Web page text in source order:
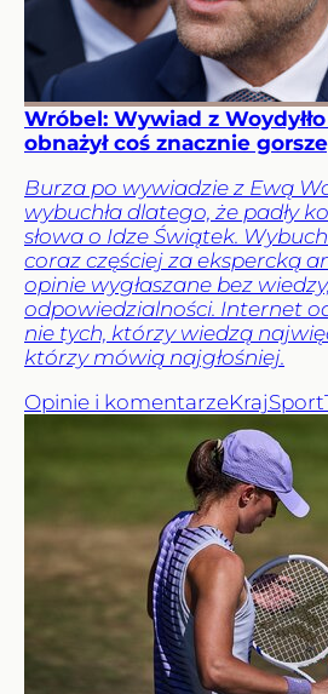
Wróbel: Wywiad z
obnażył coś znacznie
Burza po wywiadzie z Ewą
wybuchła dlatego, że padły
słowa o Idze Świątek.
coraz częściej za ekspercką
opinie wygłaszane bez
odpowiedzialności. Internet
nie tych, którzy wiedzą
którzy mówią najgłośniej.
Opinie i komentarzeKrajSport